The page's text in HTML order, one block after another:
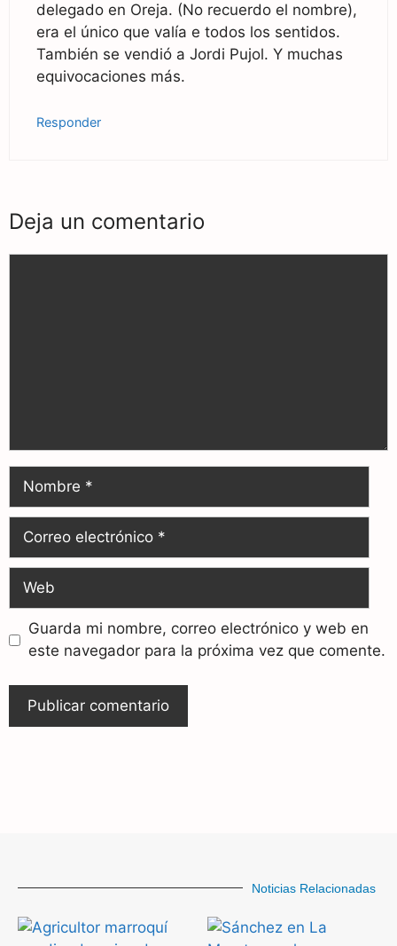
delegado en Oreja. (No recuerdo el nombre),
era el único que valía e todos los sentidos.
También se vendió a Jordi Pujol. Y muchas
equivocaciones más.
Responder
Deja un comentario
Guarda mi nombre, correo electrónico y web en
este navegador para la próxima vez que comente.
Noticias Relacionadas